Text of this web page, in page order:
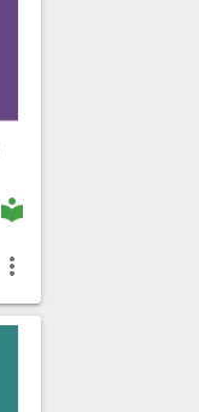
local_library
more_vert